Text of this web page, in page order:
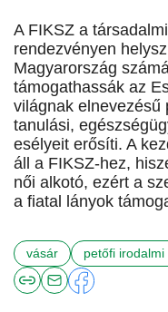
A FIKSZ a
rendezvényen
Magyarország
támogathassák az
világnak elnevezésű
tanulási,
esélyeit erősíti. A
áll a FIKSZ-hez,
női alkotó, ezért a
a fiatal lányok
vásár petőfi irodalmi